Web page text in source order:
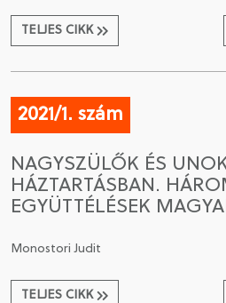
TELJES CIKK
2021/1. szám
NAGYSZÜLŐK ÉS
HÁZTARTÁSBAN.
EGYÜTTÉLÉSEK
Monostori Judit
TELJES CIKK